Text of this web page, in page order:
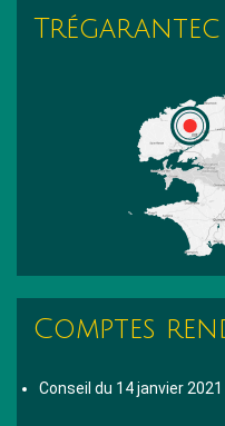
Trégarantec
Comptes
Conseil du 14 janvier 2021